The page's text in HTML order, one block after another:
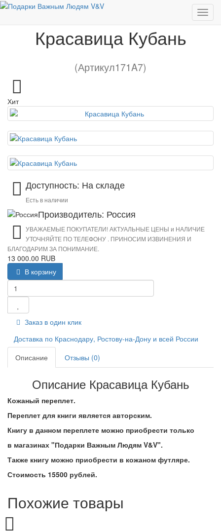
Подарки по регионам
Красавица Кубань
(Артикул171A7)
Хит
Доступность: На складе
Есть в наличии
Производитель: Россия
УВАЖАЕМЫЕ ПОКУПАТЕЛИ! АКТУАЛЬНЫЕ ЦЕНЫ и НАЛИЧИЕ
УТОЧНЯЙТЕ ПО ТЕЛЕФОНУ . ПРИНОСИМ ИЗВИНЕНИЯ И
БЛАГОДАРИМ ЗА ПОНИМАНИЕ.
13 000.00 RUB
В корзину
Заказ в один клик
Доставка по Краснодару, Ростову-на-Дону и всей России
Описание
Отзывы (0)
Описание Красавица Кубань
Кожаный переплет.
Переплет для книги является авторским.
Книгу в данном переплете можно приобрести только
в магазинах "Подарки Важным Людям V&V".
Также книгу можно приобрести в кожаном футляре.
Стоимость 15500 рублей.
Похожие товары